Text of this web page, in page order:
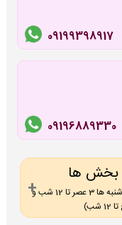
09199398917
09196889330
بخش ها
ساعات غیر اداری (همه روزه 6 عصر تا 12 شب، پنج شنبه ها 3 عصر تا 12 شب و